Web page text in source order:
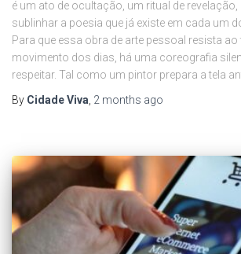
é um ato de ocultação, um ritual de
sublinhar a poesia que já existe em cada um
Para que essa obra de arte pessoal resista ao
movimento dos dias, há uma coreografia
respeitar. Tal como um pintor prepara a tela
By Cidade Viva 2 months ago